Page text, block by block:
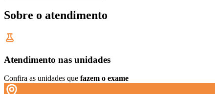
Sobre o atendimento
Atendimento nas unidades
Confira as unidades que fazem o exame